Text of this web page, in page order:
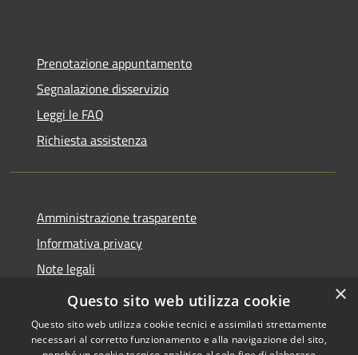
Prenotazione appuntamento
Segnalazione disservizio
Leggi le FAQ
Richiesta assistenza
Amministrazione trasparente
Informativa privacy
Note legali
Dichiarazione di accessibilità
×
Questo sito web utilizza cookie
Questo sito web utilizza cookie tecnici e assimilati strettamente
necessari al corretto funzionamento e alla navigazione del sito,